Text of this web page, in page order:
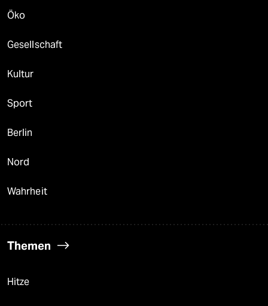
Öko
Gesellschaft
Kultur
Sport
Berlin
Nord
Wahrheit
Themen
Hitze